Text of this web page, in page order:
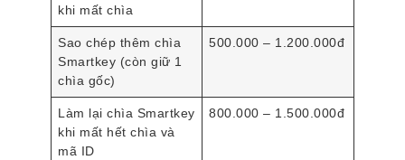
khi mất chìa
Sao chép thêm chìa
Smartkey (còn giữ 1
chìa gốc)
500.000 – 1.200.000đ
Làm lại chìa Smartkey
khi mất hết chìa và
mã ID
800.000 – 1.500.000đ